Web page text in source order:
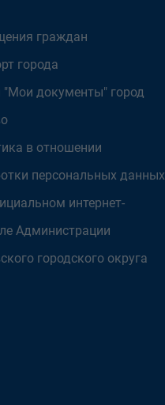
граждан
города
"Мои документы" город
в отношении
персональных данных
интернет-
Администрации
городского округа